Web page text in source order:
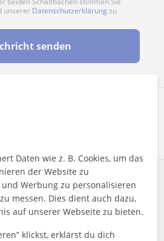
unserer Datenschutzerklärung zu
senden
einen Fehler?Melden
Bruck an der Mur
Daten wie z. B. Cookies, um das
der Website zu
Werbung zu personalisieren
messen. Dies dient auch dazu,
auf unserer Webseite zu bieten.
klickst, erklärst du dich